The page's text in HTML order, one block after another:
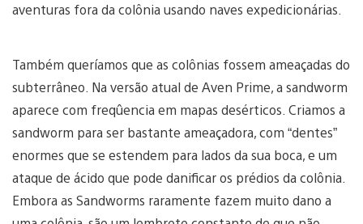
aventuras fora da colônia usando naves expedicionárias.
Também queríamos que as colônias fossem ameaçadas do
subterrâneo. Na versão atual de Aven Prime, a sandworm
aparece com freqûencia em mapas desérticos. Criamos a
sandworm para ser bastante ameaçadora, com “dentes”
enormes que se estendem para lados da sua boca, e um
ataque de ácido que pode danificar os prédios da colônia.
Embora as Sandworms raramente fazem muito dano a